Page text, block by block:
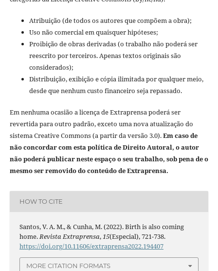
Atribuição (de todos os autores que compõem a obra);
Uso não comercial em quaisquer hipóteses;
Proibição de obras derivadas (o trabalho não poderá ser
reescrito por terceiros. Apenas textos originais são
considerados);
Distribuição, exibição e cópia ilimitada por qualquer meio,
desde que nenhum custo financeiro seja repassado.
Em nenhuma ocasião a licença de Extraprensa poderá ser
revertida para outro padrão, exceto uma nova atualização do
sistema Creative Commons (a partir da versão 3.0).Em caso de
não concordar com esta política de Direito Autoral, o autor
não poderá publicar neste espaço o seu trabalho, sob pena de o
mesmo ser removido do conteúdo de Extraprensa.
HOW TO CITE
Santos, V. A. M., & Cunha, M. (2022). Birth is also coming
home.Revista Extraprensa,15(Especial), 721-738.
https://doi.org/10.11606/extraprensa2022.194407
MORE CITATION FORMATS